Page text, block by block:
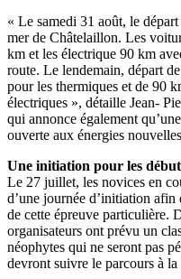
« Le samedi 31 août, le
mer de Châtelaillon. Les
km et les électrique 90 km
route. Le lendemain, départ
pour les thermiques et de 90
électriques », détaille Jean-
qui annonce également
ouverte aux énergies
Une initiation pour les
Le 27 juillet, les novices en
d’une journée d’initiation afin
de cette épreuve particulière.
organisateurs ont prévu un
néophytes qui ne seront pas
devront suivre le parcours à la